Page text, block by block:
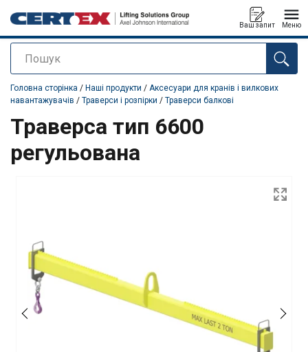
Пошук
Ваш запит Меню
added to your quote
Головна сторінка / Наші продукти / Аксесуари для кранів і вилкових
навантажувачів / Траверси і розпірки / Траверси балкові
Траверса тип 6600
регульована